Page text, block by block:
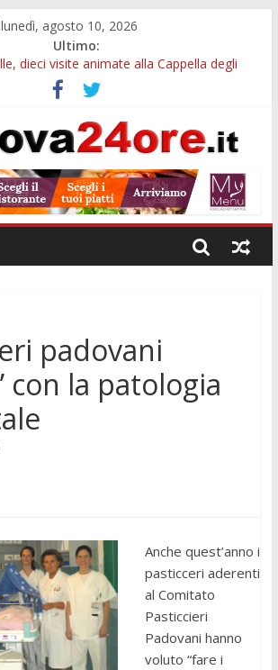
lunedì, agosto 10, 2026
Ultimo:
dieci visite animate alla Cappella degli
ore 23: borse Eni, musei gratuiti e
14mila euro ai giovani musicisti:
100mila euro ai Comuni veneti:
settembre
2026-2027: requisiti, scadenze e domanda
letto
padovani
con la patologia
Anche quest’anno i
pasticceri aderenti
al Comitato
Pasticcieri
Padovani hanno
voluto “fare i